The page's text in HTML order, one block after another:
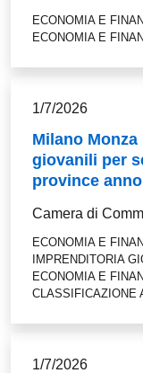
ECONOMIA E
ECONOMIA E
1/7/2026
Milano
giovanili per
province
Camera di
ECONOMIA E
IMPRENDITORIA
ECONOMIA E
CLASSIFICAZIONE
1/7/2026